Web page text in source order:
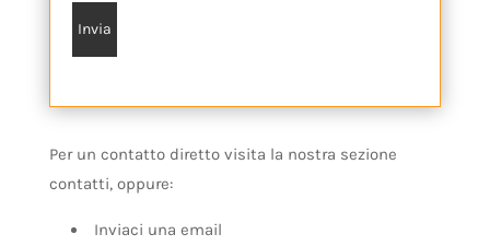
Per un contatto diretto visita la nostra sezione
contatti, oppure:
Inviaci una email